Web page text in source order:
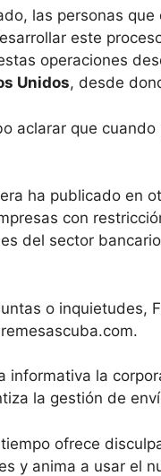
las personas
este
operaciones
Unidos, desde
aclarar que
ha publicado en
con
del sector
o inquietudes,
.
informativa la
la gestión de
ofrece
y anima a usar el